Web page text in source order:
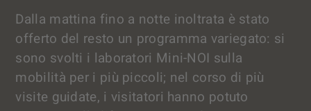
Dalla mattina fino a notte inoltrata è stato
offerto del resto un programma variegato: si
sono svolti i laboratori Mini-NOI sulla
mobilità per i più piccoli; nel corso di più
visite guidate, i visitatori hanno potuto